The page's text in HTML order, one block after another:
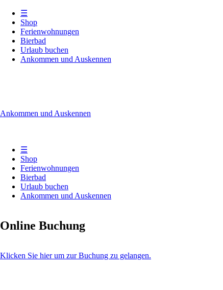
☰
Shop
Ferienwohnungen
Bierbad
Urlaub buchen
Ankommen und Auskennen
Ankommen und Auskennen
☰
Shop
Ferienwohnungen
Bierbad
Urlaub buchen
Ankommen und Auskennen
Online Buchung
Klicken Sie hier um zur Buchung zu gelangen.